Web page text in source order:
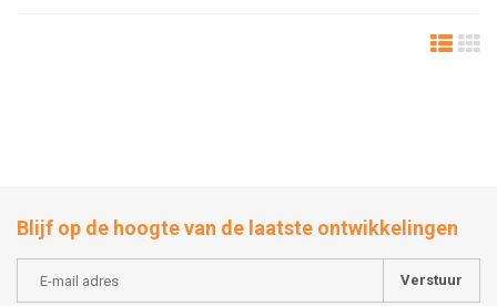
Blijf op de hoogte van de laatste ontwikkelingen
Verstuur